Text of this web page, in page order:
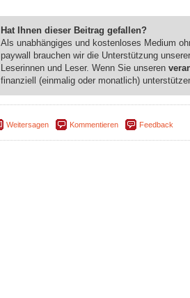
Hat Ihnen dieser Beitrag gefallen?
Als unabhängiges und kostenloses Medium
paywall brauchen wir die Unterstützung unserer
Leserinnen und Leser. Wenn Sie unseren
finanziell (einmalig oder monatlich)
Weitersagen Kommentieren Feedback